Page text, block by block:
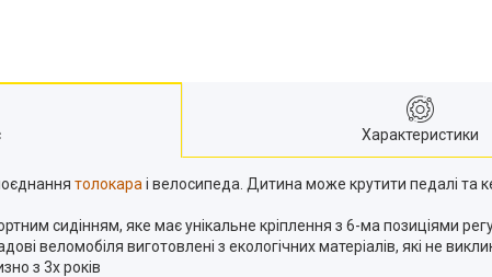
Характеристики
толокара і велосипеда. Дитина може крутити педалі та
сидінням, яке має унікальне кріплення з 6-ма позиціями
веломобіля виготовлені з екологічних матеріалів, які не
з 3х років